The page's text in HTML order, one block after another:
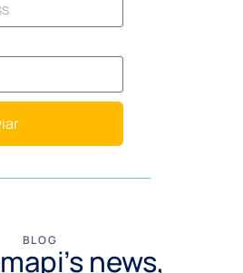
BLOG
news,